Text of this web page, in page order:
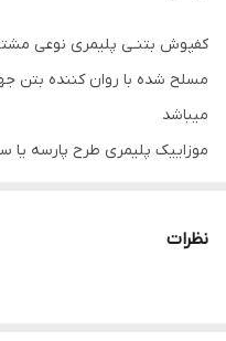
کفپوش بتنـی پلیمری نوعی
مسلح شده با روان کننده بتن
میباشد
موزاییک پلیمری طرح پارسه
طرح دارای ابعاد 60*40
نظرات